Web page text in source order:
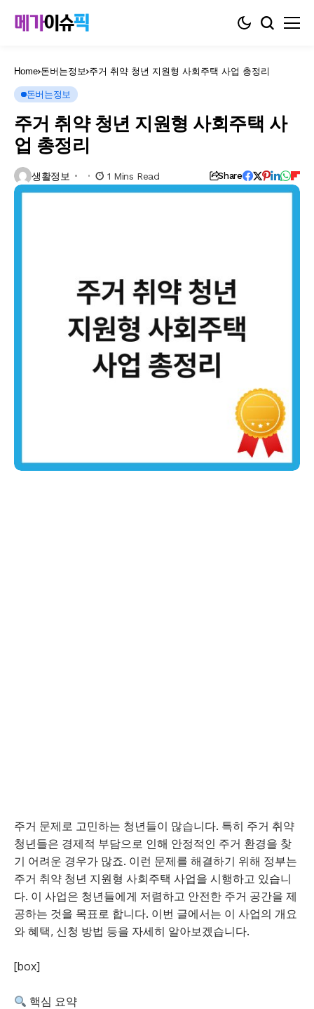
Home 돈버는정보 주거 취약 청년 지원형 사회주택 사업 총정리
돈버는정보
주거 취약 청년 지원형 사회주택 사
업 총정리
생활정보 1 Mins Read Share
주거 문제로 고민하는 청년들이 많습니다. 특히 주거 취약
청년들은 경제적 부담으로 인해 안정적인 주거 환경을 찾
기 어려운 경우가 많죠. 이런 문제를 해결하기 위해 정부는
주거 취약 청년 지원형 사회주택 사업을 시행하고 있습니
다. 이 사업은 청년들에게 저렴하고 안전한 주거 공간을 제
공하는 것을 목표로 합니다. 이번 글에서는 이 사업의 개요
와 혜택, 신청 방법 등을 자세히 알아보겠습니다.
[box]
핵심 요약